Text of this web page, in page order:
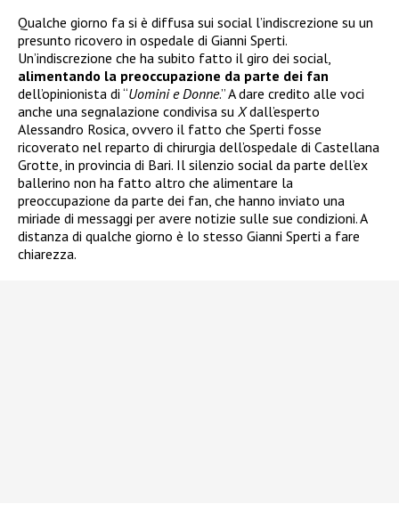
Qualche giorno fa si è diffusa sui social l’indiscrezione su un
presunto ricovero in ospedale di Gianni Sperti.
Un’indiscrezione che ha subito fatto il giro dei social,
alimentando la preoccupazione da parte dei fan
dell’opinionista di “Uomini e Donne.” A dare credito alle voci
anche una segnalazione condivisa su Xdall’esperto
Alessandro Rosica, ovvero il fatto che Sperti fosse
ricoverato nel reparto di chirurgia dell’ospedale di Castellana
Grotte, in provincia di Bari. Il silenzio social da parte dell’ex
ballerino non ha fatto altro che alimentare la
preoccupazione da parte dei fan, che hanno inviato una
miriade di messaggi per avere notizie sulle sue condizioni. A
distanza di qualche giorno è lo stesso Gianni Sperti a fare
chiarezza.